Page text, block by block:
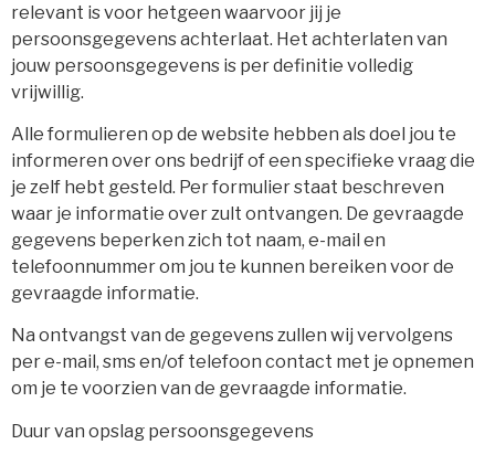
relevant is voor hetgeen waarvoor jij je
persoonsgegevens achterlaat. Het achterlaten van
jouw persoonsgegevens is per definitie volledig
vrijwillig.
Alle formulieren op de website hebben als doel jou te
informeren over ons bedrijf of een specifieke vraag die
je zelf hebt gesteld. Per formulier staat beschreven
waar je informatie over zult ontvangen. De gevraagde
gegevens beperken zich tot naam, e-mail en
telefoonnummer om jou te kunnen bereiken voor de
gevraagde informatie.
Na ontvangst van de gegevens zullen wij vervolgens
per e-mail, sms en/of telefoon contact met je opnemen
om je te voorzien van de gevraagde informatie.
Duur van opslag persoonsgegevens